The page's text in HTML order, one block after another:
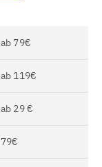
ab 79€
ab 119€
ab 29 €
79€